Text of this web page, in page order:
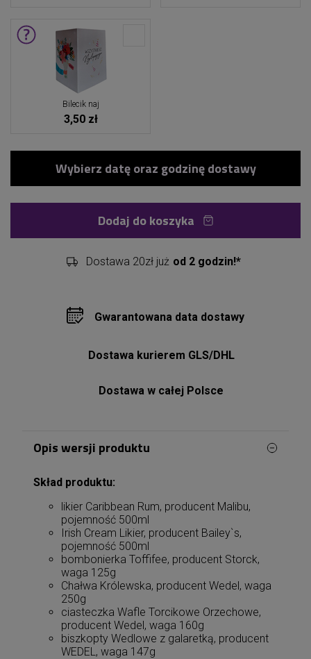
Bilecik naj
3,50 zł
Dodaj do koszyka
Dostawa 20zł już od 2 godzin!*
Gwarantowana data dostawy
Dostawa kurierem GLS/DHL
Dostawa w całej Polsce
Opis wersji produktu
Skład produktu:
likier Caribbean Rum, producent Malibu,
pojemność 500ml
Irish Cream Likier, producent Bailey`s,
pojemność 500ml
bombonierka Toffifee, producent Storck,
waga 125g
Chałwa Królewska, producent Wedel, waga
250g
ciasteczka Wafle Torcikowe Orzechowe,
producent Wedel, waga 160g
biszkopty Wedlowe z galaretką, producent
WEDEL, waga 147g